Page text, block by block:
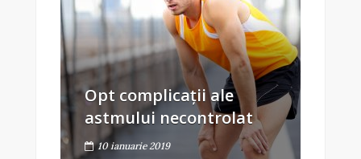
Opt complicații ale
astmului necontrolat
10 ianuarie 2019